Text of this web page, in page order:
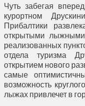
Чуть забегая
курортном
Прибалтики
открытыми
реализованных
отдела туризма
открытием нового
самые
возможность
лыжах привлечет в